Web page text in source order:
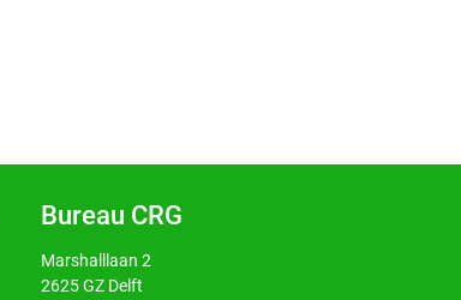
Bureau CRG
Marshalllaan 2
2625 GZ Delft